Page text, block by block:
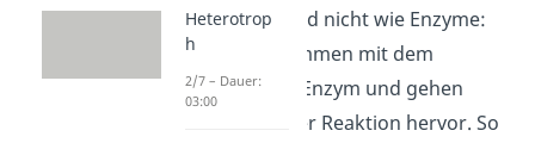
wie Substrate und nicht wie Enzyme:
Sie binden zusammen mit dem
Substrat an das Enzym und gehen
verändert aus der Reaktion hervor. So
Heterotrop
h
2/7 – Dauer:
03:00